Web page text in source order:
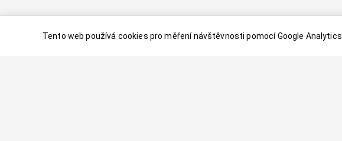
Tento web používá cookies pro měření návštěvnosti pomocí Google Analytics.